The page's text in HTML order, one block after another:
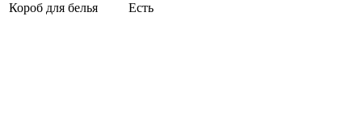
Короб для белья
Есть